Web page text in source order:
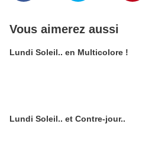
Vous aimerez aussi
Lundi Soleil.. en Multicolore !
Lundi Soleil.. et Contre-jour..